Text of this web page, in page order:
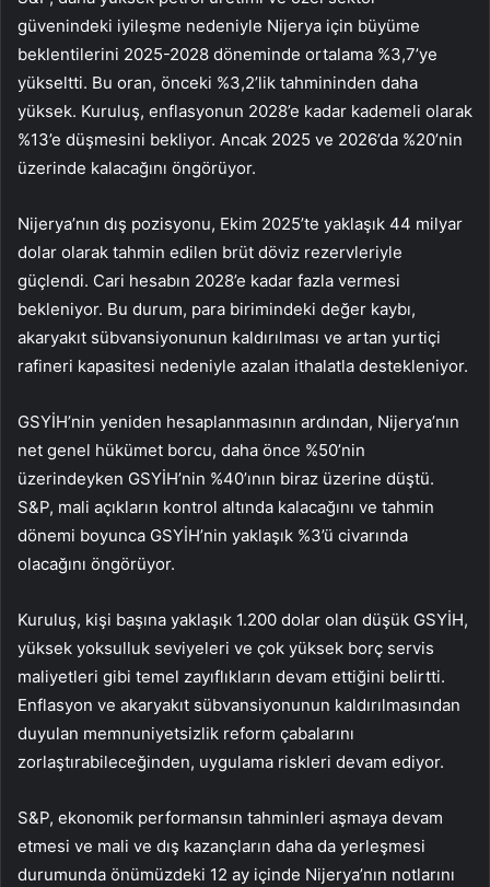
güvenindeki iyileşme nedeniyle Nijerya için büyüme
beklentilerini 2025-2028 döneminde ortalama %3,7’ye
yükseltti. Bu oran, önceki %3,2’lik tahmininden daha
yüksek. Kuruluş, enflasyonun 2028’e kadar kademeli olarak
%13’e düşmesini bekliyor. Ancak 2025 ve 2026’da %20’nin
üzerinde kalacağını öngörüyor.
Nijerya’nın dış pozisyonu, Ekim 2025’te yaklaşık 44 milyar
dolar olarak tahmin edilen brüt döviz rezervleriyle
güçlendi. Cari hesabın 2028’e kadar fazla vermesi
bekleniyor. Bu durum, para birimindeki değer kaybı,
akaryakıt sübvansiyonunun kaldırılması ve artan yurtiçi
rafineri kapasitesi nedeniyle azalan ithalatla destekleniyor.
GSYİH’nin yeniden hesaplanmasının ardından, Nijerya’nın
net genel hükümet borcu, daha önce %50’nin
üzerindeyken GSYİH’nin %40’ının biraz üzerine düştü.
S&P, mali açıkların kontrol altında kalacağını ve tahmin
dönemi boyunca GSYİH’nin yaklaşık %3’ü civarında
olacağını öngörüyor.
Kuruluş, kişi başına yaklaşık 1.200 dolar olan düşük GSYİH,
yüksek yoksulluk seviyeleri ve çok yüksek borç servis
maliyetleri gibi temel zayıflıkların devam ettiğini belirtti.
Enflasyon ve akaryakıt sübvansiyonunun kaldırılmasından
duyulan memnuniyetsizlik reform çabalarını
zorlaştırabileceğinden, uygulama riskleri devam ediyor.
S&P, ekonomik performansın tahminleri aşmaya devam
etmesi ve mali ve dış kazançların daha da yerleşmesi
durumunda önümüzdeki 12 ay içinde Nijerya’nın notlarını